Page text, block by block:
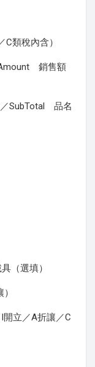
類稅內含）
銷售額
SubTotal 品名
（選填）
立／A折讓／C